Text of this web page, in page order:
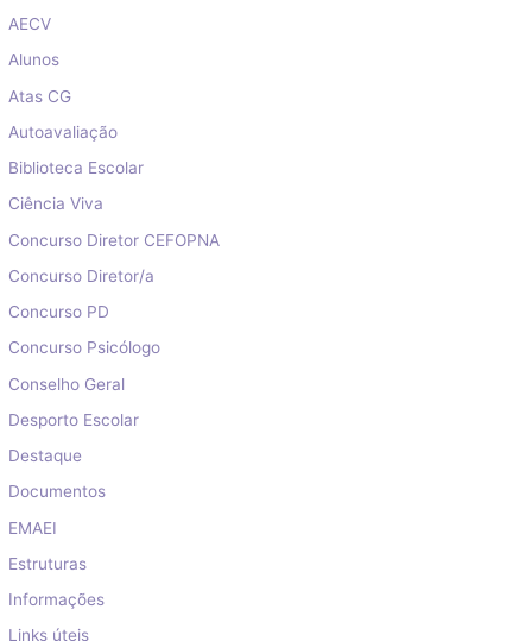
AECV
Alunos
Atas CG
Autoavaliação
Biblioteca Escolar
Ciência Viva
Concurso Diretor CEFOPNA
Concurso Diretor/a
Concurso PD
Concurso Psicólogo
Conselho Geral
Desporto Escolar
Destaque
Documentos
EMAEI
Estruturas
Informações
Links úteis